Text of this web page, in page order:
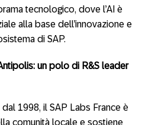
tecnologico, dove l’AI è
alla base dell’innovazione e
di SAP.
un polo di R&S leader
1998, il SAP Labs France è
comunità locale e sostiene